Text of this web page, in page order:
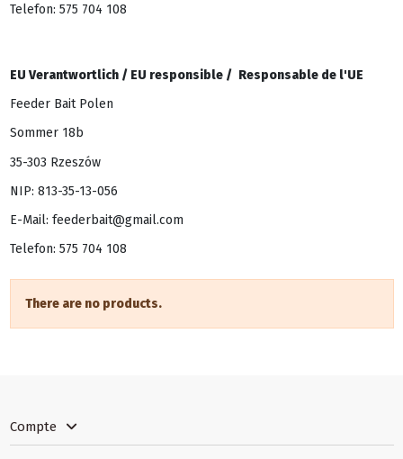
Telefon: 575 704 108
EU Verantwortlich / EU responsible / Responsable de l'UE
Feeder Bait Polen
Sommer 18b
35-303 Rzeszów
NIP: 813-35-13-056
E-Mail: feederbait@gmail.com
Telefon: 575 704 108
There are no products.
Compte